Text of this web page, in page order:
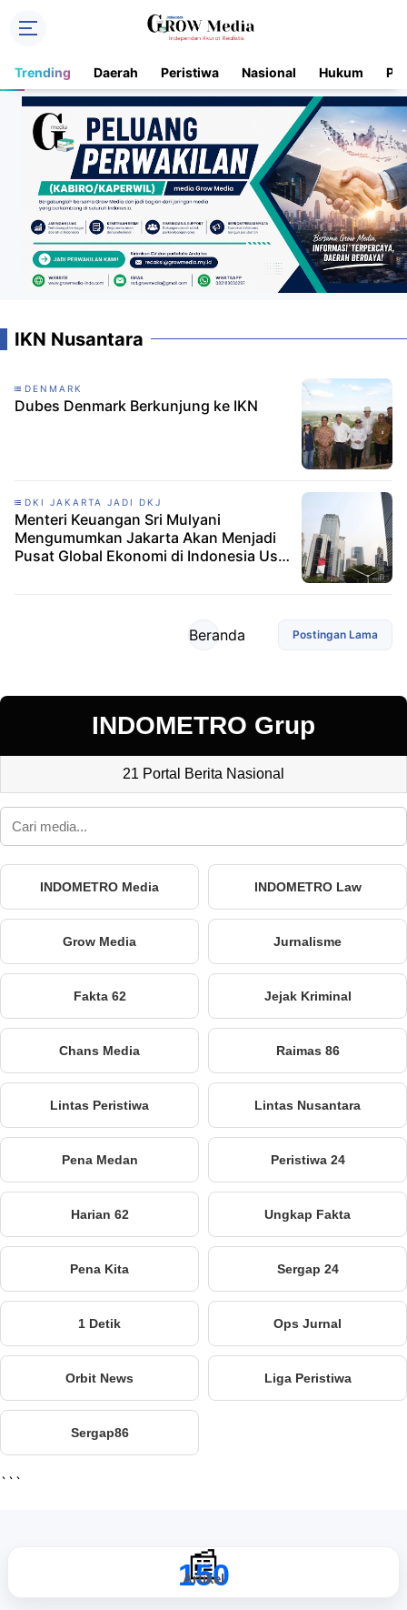
Trending Daerah Peristiwa Nasional Hukum
IKN Nusantara
DENMARK
Dubes Denmark Berkunjung ke IKN
DKI JAKARTA JADI DKJ
Menteri Keuangan Sri Mulyani
Mengumumkan Jakarta Akan Menjadi
Pusat Global Ekonomi di Indonesia Usai
Postingan Lama
Beranda
INDOMETRO Grup
21 Portal Berita Nasional
INDOMETRO Media INDOMETRO Law
Grow Media Jurnalisme
Fakta 62 Jejak Kriminal
Chans Media Raimas 86
Lintas Peristiwa Lintas Nusantara
Pena Medan Peristiwa 24
Harian 62 Ungkap Fakta
Pena Kita Sergap 24
1 Detik Ops Jurnal
Orbit News Liga Peristiwa
Sergap86
```
📰
150
Artikel